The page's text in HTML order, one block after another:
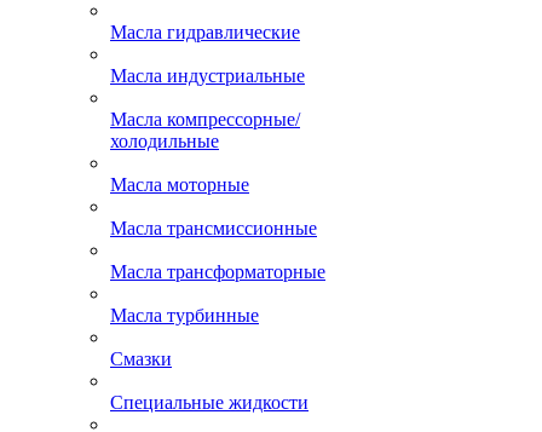
Масла гидравлические
Масла индустриальные
Масла компрессорные/
холодильные
Масла моторные
Масла трансмиссионные
Масла трансформаторные
Масла турбинные
Смазки
Специальные жидкости